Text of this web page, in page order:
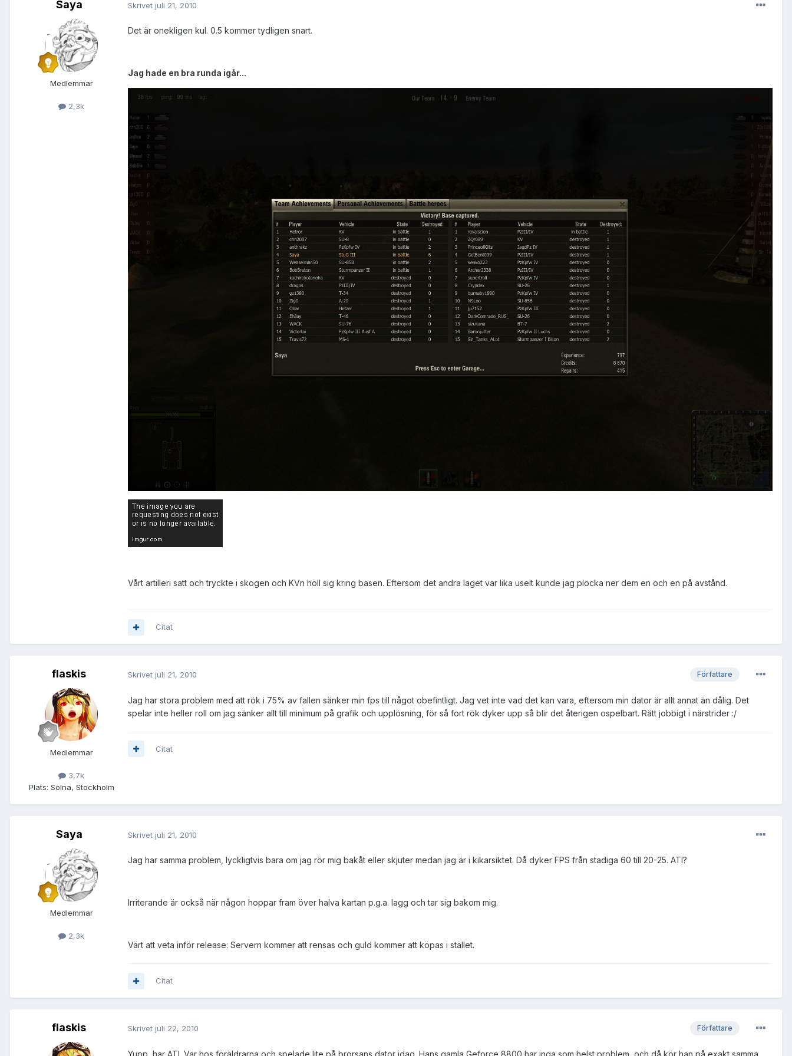
Saya
Medlemmar
2,3k
Skrivet juli 21, 2010
Det är onekligen kul. 0.5 kommer tydligen snart.
Jag hade en bra runda igår...
Vårt artilleri satt och tryckte i skogen och KVn höll sig kring basen. Eftersom det andra laget var lika uselt kunde jag plocka ner dem en och en på avstånd.
Citat
flaskis
Medlemmar
3,7k
Plats: Solna, Stockholm
Författare
Skrivet juli 21, 2010
Jag har stora problem med att rök i 75% av fallen sänker min fps till något obefintligt. Jag vet inte vad det kan vara, eftersom min dator är allt annat än dålig. Det
spelar inte heller roll om jag sänker allt till minimum på grafik och upplösning, för så fort rök dyker upp så blir det återigen ospelbart. Rätt jobbigt i närstrider :/
Citat
Saya
Medlemmar
2,3k
Skrivet juli 21, 2010
Jag har samma problem, lyckligtvis bara om jag rör mig bakåt eller skjuter medan jag är i kikarsiktet. Då dyker FPS från stadiga 60 till 20-25. ATI?
Irriterande är också när någon hoppar fram över halva kartan p.g.a. lagg och tar sig bakom mig.
Värt att veta inför release: Servern kommer att rensas och guld kommer att köpas i stället.
Citat
flaskis Författare
Skrivet juli 22, 2010
Yupp, har ATI. Var hos föräldrarna och spelade lite på brorsans dator idag. Hans gamla Geforce 8800 har inga som helst problem, och då kör han på exakt samma